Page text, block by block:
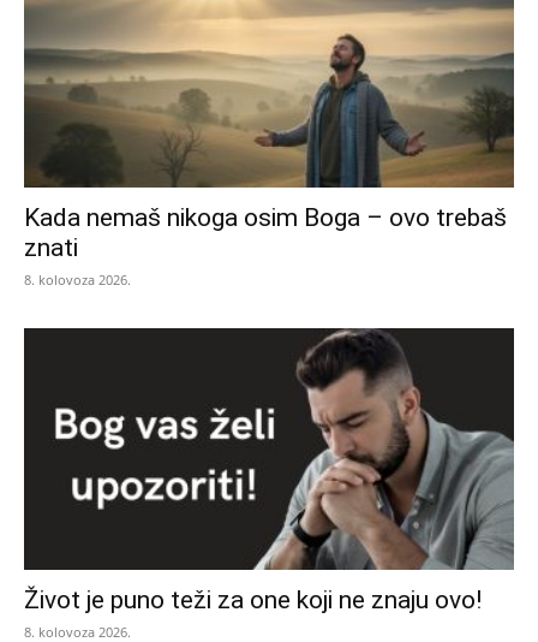
Kada nemaš nikoga osim Boga – ovo trebaš
znati
8. kolovoza 2026.
Život je puno teži za one koji ne znaju ovo!
8. kolovoza 2026.